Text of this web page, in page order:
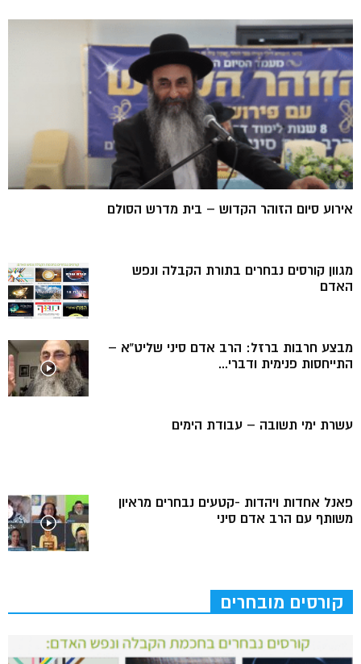
אירוע סיום הזוהר הקדוש – בית מדרש הסולם
מגוון קורסים נבחרים בתורת הקבלה ונפש
האדם
מבצע חרבות ברזל: הרב אדם סיני שליט”א –
התייחסות פנימית ודברי...
עשרת ימי תשובה – עבודת הימים
פאנל אחדות ויהדות -קטעים נבחרים מראיון
משותף עם הרב אדם סיני
קורסים מובחרים